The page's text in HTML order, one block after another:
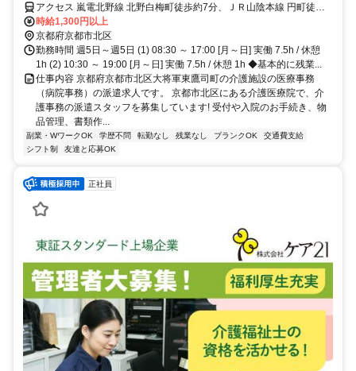
アクセス 嵐電北野線 北野白梅町徒歩約7分、ＪＲ山陰本線 円町徒歩
約8分、嵐電北野線 等持院・立命館大学衣笠キャンパス前徒歩約15分
「北野白梅町駅」徒歩6分,敷地内全て禁煙
時給1,300円以上
京都府京都市北区
勤務時間 週5日～週5日 (1) 08:30 ～ 17:00 [月～日] 実働 7.5h / 休憩
1h (2) 10:30 ～ 19:00 [月～日] 実働 7.5h / 休憩 1h ◆基本的に残業...
仕事内容 京都府京都市北区大将軍東鷹司町の介護施設の医療事務
（病院事務）の派遣求人です。 京都市北区にある介護医療院で、介
護事務の派遣スタッフを募集しています! 受付や入院のお手続き、物
品管理、書類作...
副業・WワークOK 学歴不問 転勤なし 残業なし ブランクOK
交通費支給
シフト制
友達と応募OK
正社員